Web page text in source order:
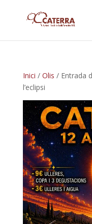
Inici / Olis / Entrada
l’eclipsi